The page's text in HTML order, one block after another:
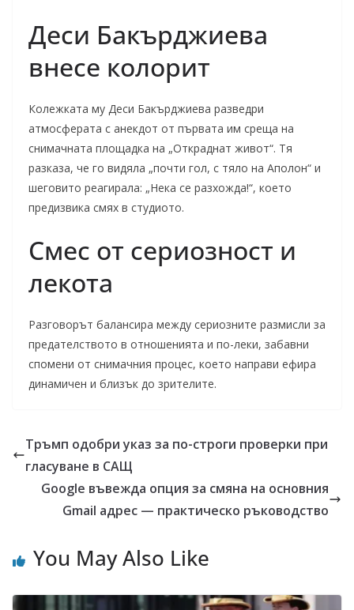
Деси Бакърджиева
внесе колорит
Колежката му Деси Бакърджиева разведри
атмосферата с анекдот от първата им среща на
снимачната площадка на „Откраднат живот“. Тя
разказа, че го видяла „почти гол, с тяло на Аполон“ и
шеговито реагирала: „Нека се разхожда!“, което
предизвика смях в студиото.
Смес от сериозност и
лекота
Разговорът балансира между сериозните размисли за
предателството в отношенията и по-леки, забавни
спомени от снимачния процес, което направи ефира
динамичен и близък до зрителите.
Тръмп одобри указ за по-строги проверки при
гласуване в САЩ
Google въвежда опция за смяна на основния
Gmail адрес — практическо ръководство
You May Also Like